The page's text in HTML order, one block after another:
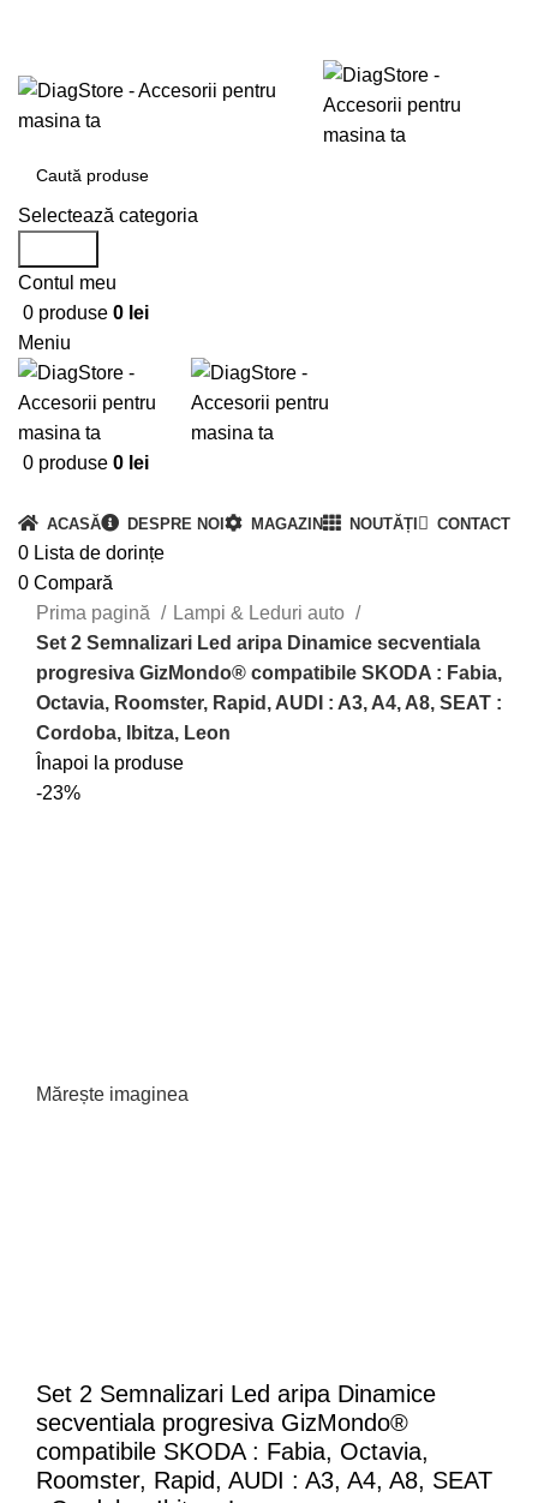
Selectează categoria
Contul meu
0 produse 0 lei
Meniu
0 produse 0 lei
ACASĂ DESPRE NOI MAGAZIN NOUTĂȚI CONTACT
0 Lista de dorințe
0 Compară
Prima pagină
Lampi & Leduri auto
Set 2 Semnalizari Led aripa Dinamice secventiala
progresiva GizMondo® compatibile SKODA : Fabia,
Octavia, Roomster, Rapid, AUDI : A3, A4, A8, SEAT :
Cordoba, Ibitza, Leon
Înapoi la produse
-23%
Mărește imaginea
Set 2 Semnalizari Led aripa Dinamice
secventiala progresiva GizMondo®
compatibile SKODA : Fabia, Octavia,
Roomster, Rapid, AUDI : A3, A4, A8, SEAT